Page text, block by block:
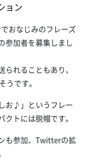
ョン
おなじみのフレーズ
参加者を募集しまし
れることもあり、
うです。
お♪」というフレー
トには脱帽です。
も参加、Twitterの拡